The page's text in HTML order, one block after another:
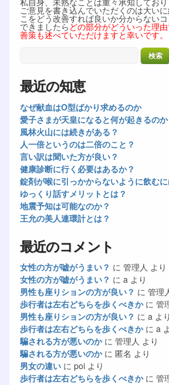
ご意見を書き込んでいただくのは大い
こをどう改善すれば良いか分からない
できましたら どの部分がどういった理
善策も述べていただけますと幸いです。
最近の知恵
なぜ献血はO型ばかり求めるのか
愛子さまが天皇になると何が起きるのか
風林火山には続きがある？
人一倍というのは二倍のこと？
言い訳は聞いた方が良い？
健康診断に行く必要はあるか？
錠剤が喉に引っかからないように飲む
ゆっくり話すメリットとは？
地震予知は可能なのか？
王允の美人連環計とは？
最近のコメント
女性の方が嘘がうまい？ に 管理人 より
女性の方が嘘がうまい？ に aより
男性も座りションの方が良い？ に 管理
歩行者は左右どちらを歩くべきかに 管
男性も座りションの方が良い？ に aより
歩行者は左右どちらを歩くべきかに a
騙される方が悪いのかに 管理人 より
騙される方が悪いのかに 匿名 より
男女の違いに poiより
歩行者は左右どちらを歩くべきかに 管